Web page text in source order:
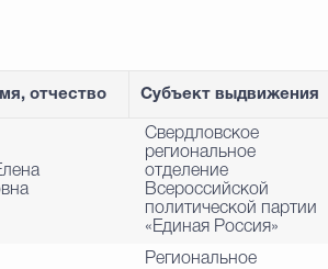
отчество Субъект выдвижения
Свердловское
региональное
отделение
Всероссийской
политической партии
«Единая Россия»
Региональное